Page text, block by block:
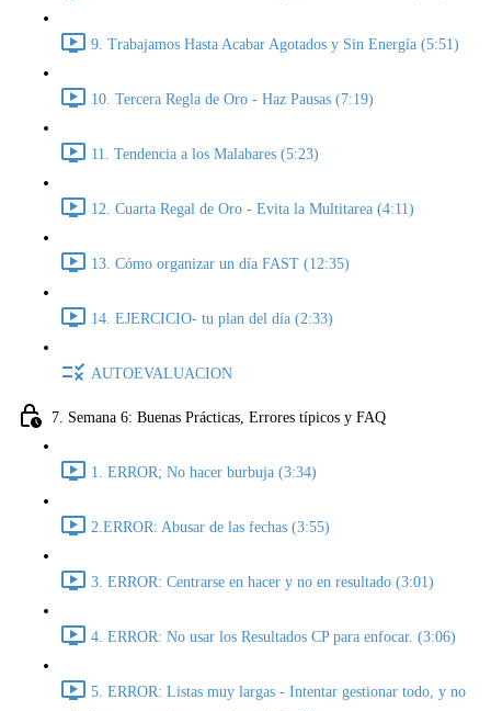
9. Trabajamos Hasta Acabar Agotados y Sin Energía (5:51)
10. Tercera Regla de Oro - Haz Pausas (7:19)
11. Tendencia a los Malabares (5:23)
12. Cuarta Regal de Oro - Evita la Multitarea (4:11)
13. Cómo organizar un día FAST (12:35)
14. EJERCICIO- tu plan del día (2:33)
AUTOEVALUACION
7. Semana 6: Buenas Prácticas, Errores típicos y FAQ
1. ERROR; No hacer burbuja (3:34)
2.ERROR: Abusar de las fechas (3:55)
3. ERROR: Centrarse en hacer y no en resultado (3:01)
4. ERROR: No usar los Resultados CP para enfocar. (3:06)
5. ERROR: Listas muy largas - Intentar gestionar todo, y no